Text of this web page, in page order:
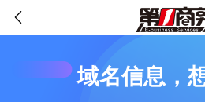
域名信息，